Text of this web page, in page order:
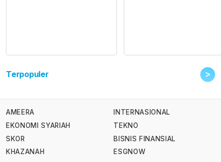
Terpopuler >
AMEERA
EKONOMI SYARIAH
SKOR
KHAZANAH
INTERNASIONAL
TEKNO
BISNIS FINANSIAL
ESGNOW